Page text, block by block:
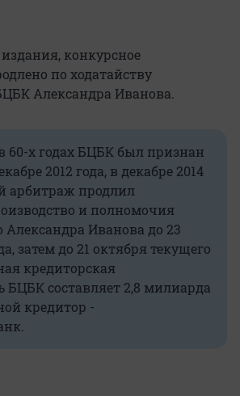
конкурсное
по ходатайству
Александра Иванова.
60-х годах БЦБК был признан
2012 года, в декабре 2014
арбитраж продлил
и полномочия
Иванова до 23
затем до 21 октября текущего
кредиторская
БЦБК составляет 2,8 милиарда
кредитор -